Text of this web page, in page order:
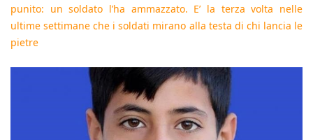
punito: un soldato l’ha ammazzato. E’ la terza volta nelle
ultime settimane che i soldati mirano alla testa di chi lancia le
pietre